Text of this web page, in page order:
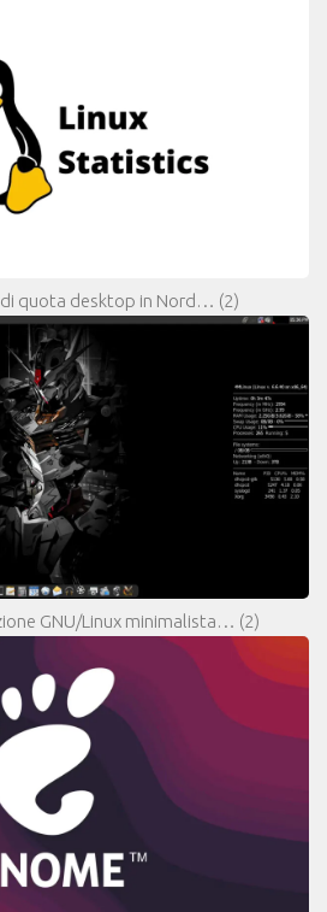
di quota desktop in Nord… (2)
GNU/Linux minimalista… (2)